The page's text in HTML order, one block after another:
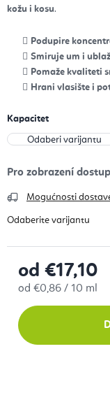
kožu i kosu.
Podupire
Smiruje um i
Pomaže kvaliteti
Hrani vlasište i
Kapacitet
Mogućnosti
od €17,10
Izračunaj cijenu:
od €0,86 / 10 ml